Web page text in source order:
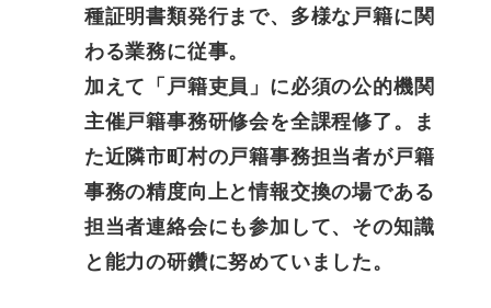
種証明書類発行まで、多様な戸籍に関
わる業務に従事。
加えて「戸籍吏員」に必須の公的機関
主催戸籍事務研修会を全課程修了。ま
た近隣市町村の戸籍事務担当者が戸籍
事務の精度向上と情報交換の場である
担当者連絡会にも参加して、その知識
と能力の研鑽に努めていました。